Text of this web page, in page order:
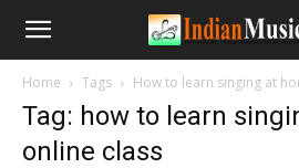
Home Tags How to learn singing at
Tag: how to learn
online class